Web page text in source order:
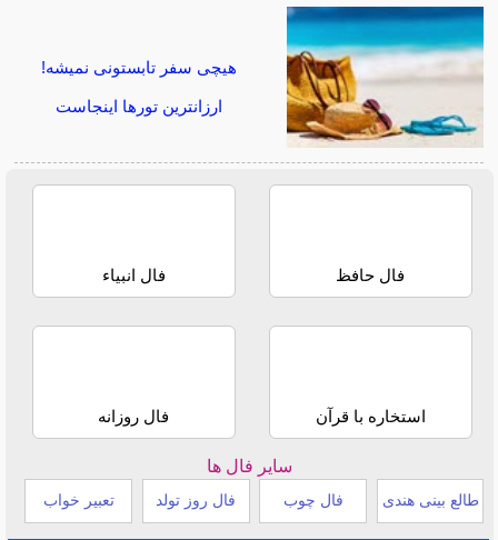
هیچی سفر تابستونی نمیشه!
ارزانترین تورها اینجاست
فال حافظ فال انبیاء
استخاره با قرآن فال روزانه
سایر فال ها
طالع بینی هندی فال چوب فال روز تولد تعبیر خواب